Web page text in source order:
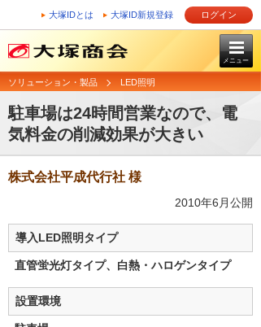
大塚IDとは 大塚ID新規登録 ログイン
メニュー
ソリューション・製品 LED照明
駐車場は24時間営業なので、電
気料金の削減効果が大きい
株式会社平成代行社 様
2010年6月公開
導入LED照明タイプ
直管蛍光灯タイプ、白熱・ハロゲンタイプ
設置環境